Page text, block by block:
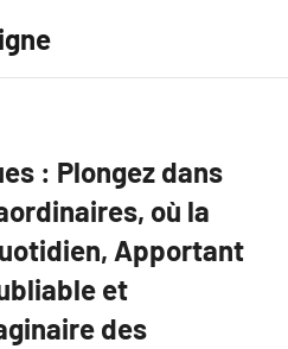
: Plongez dans
où la
Apportant
et
des